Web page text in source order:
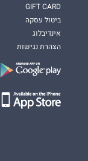
GIFT CARD
ביטול עסקה
אינדיבלוג
הצהרת נגישות